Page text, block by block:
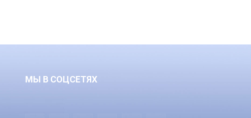
МЫ В СОЦСЕТЯХ